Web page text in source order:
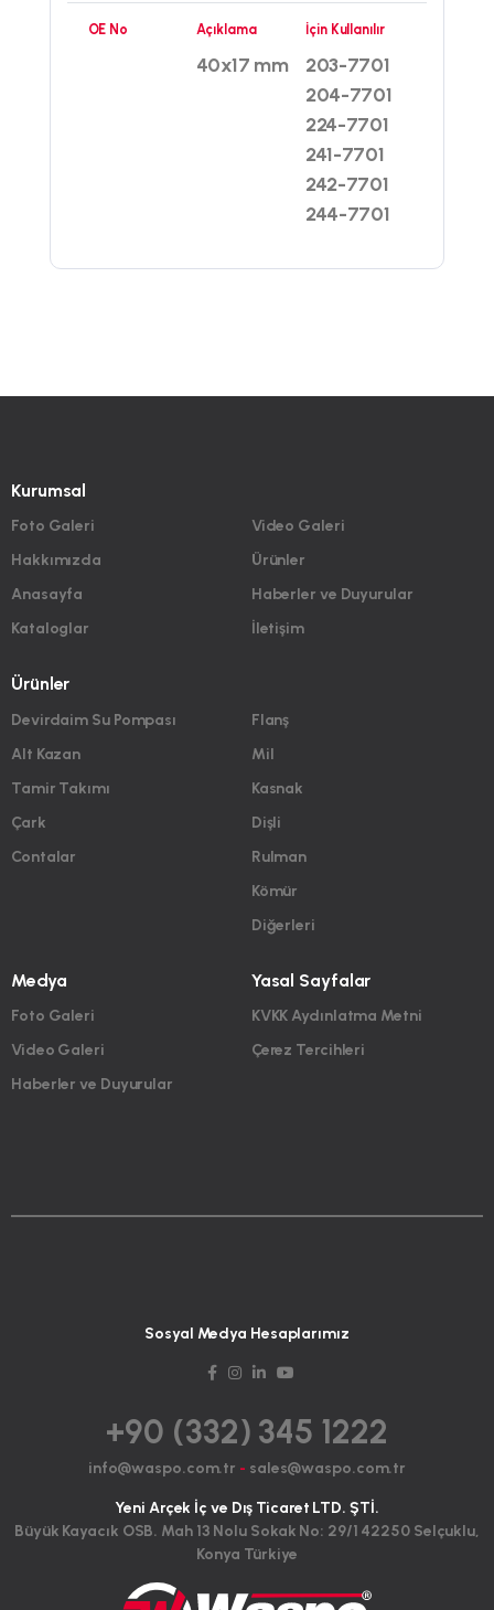
OE No Açıklama
40x17 mm
İçin Kullanılır
203-7701
204-7701
224-7701
241-7701
242-7701
244-7701
Kurumsal
Foto Galeri
Hakkımızda
Anasayfa
Kataloglar
Video Galeri
Ürünler
Haberler ve Duyurular
İletişim
Ürünler
Devirdaim Su Pompası
Alt Kazan
Tamir Takımı
Çark
Contalar
Flanş
Mil
Kasnak
Dişli
Rulman
Kömür
Diğerleri
Medya
Foto Galeri
Video Galeri
Haberler ve Duyurular
Yasal Sayfalar
KVKK Aydınlatma Metni
Çerez Tercihleri
Sosyal Medya Hesaplarımız
+90 (332) 345 1222
info@waspo.com.tr - sales@waspo.com.tr
Yeni Arçek İç ve Dış Ticaret LTD. ŞTİ.
Büyük Kayacık OSB. Mah 13 Nolu Sokak No: 29/1 42250 Selçuklu,
Konya Türkiye